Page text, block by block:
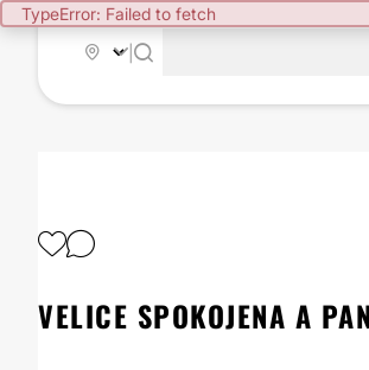
TypeError: Failed to fetch
VELICE SPOKOJENA A